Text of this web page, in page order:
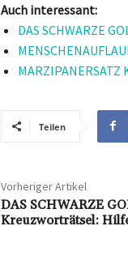
Auch interessant:
DAS SCHWARZE
Teilen
Vorheriger Artikel
DAS SCHWARZE
Kreuzworträtsel: